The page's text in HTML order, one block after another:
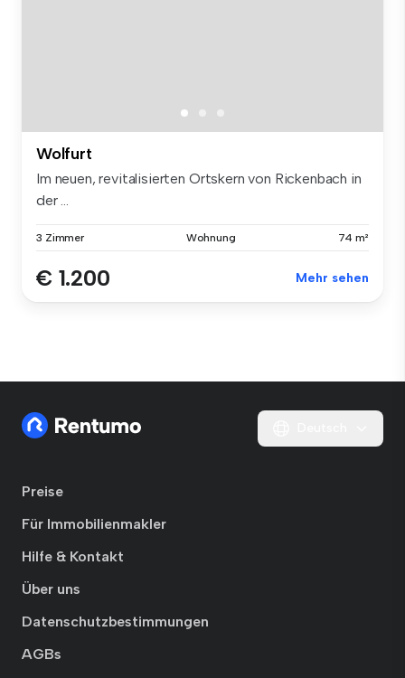
Wolfurt
Im neuen, revitalisierten Ortskern von Rickenbach in
der ...
3 Zimmer Wohnung 74 m²
€ 1.200 Mehr sehen
Preise
Für Immobilienmakler
Hilfe & Kontakt
Über uns
Datenschutzbestimmungen
AGBs